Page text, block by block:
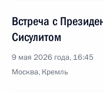
Встреча с
Сисулитом
9 мая 2026 года, 16:45
Москва, Кремль